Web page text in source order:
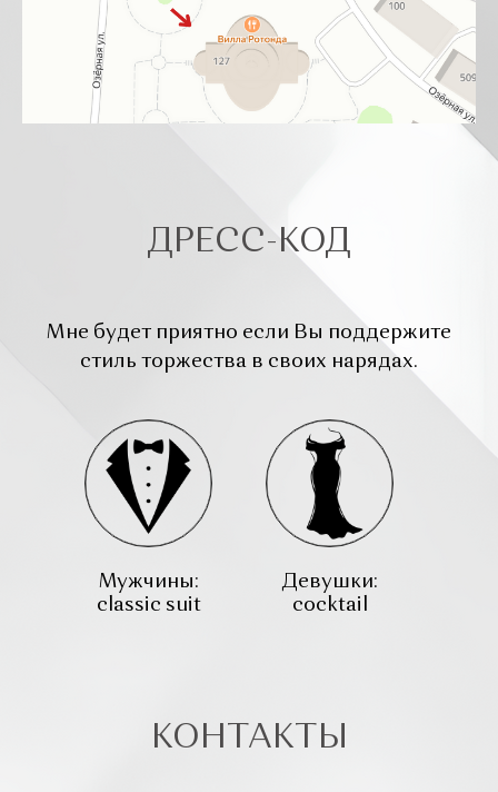
ДРЕСС-КОД
Мне будет приятно если Вы поддержите
стиль торжества в своих нарядах.
Мужчины:
classic suit
Девушки:
cocktail
КОНТАКТЫ